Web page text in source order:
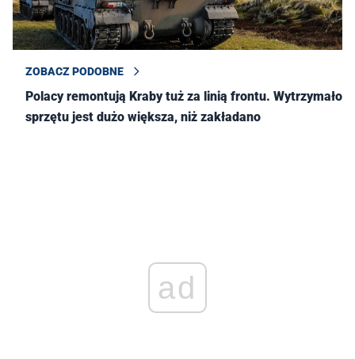
ZOBACZ PODOBNE
Polacy remontują Kraby tuż za linią frontu. Wytrzymałość
sprzętu jest dużo większa, niż zakładano
ad